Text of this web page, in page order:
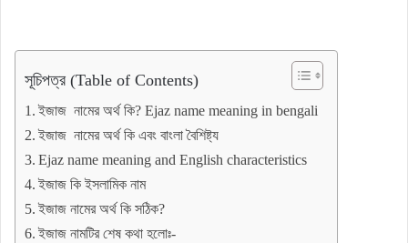
সূচিপত্র (Table of Contents)
ইজাজ নামের অর্থ কি? Ejaz name meaning in bengali
ইজাজ নামের অর্থ কি এবং বাংলা বৈশিষ্ট্য
Ejaz name meaning and English characteristics
ইজাজ কি ইসলামিক নাম
ইজাজ নামের অর্থ কি সঠিক?
ইজাজ নামটির শেষ কথা হলোঃ-